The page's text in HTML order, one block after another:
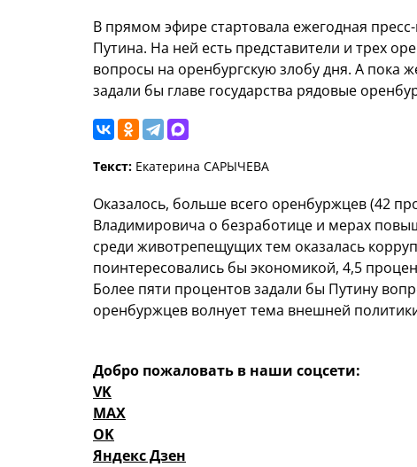
В прямом эфире стартовала ежегодная
Путина. На ней есть представители и трех
вопросы на оренбургскую злобу дня. А пока
задали бы главе государства рядовые
Текст: Екатерина САРЫЧЕВА
Оказалось, больше всего оренбуржцев (42
Владимировича о безработице и мерах
среди животрепещущих тем оказалась
поинтересовались бы экономикой, 4,5
Более пяти процентов задали бы Путину
оренбуржцев волнует тема внешней
Добро пожаловать в наши соцсети:
VK
MAX
OK
Яндекс Дзен